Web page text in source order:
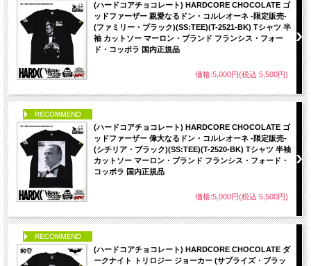
(ハードコアチョコレート) HARDCORE CHOCOLATE ゴ
ッドファーザー 親愛なるドン・コルレオーネ -限定販売-
(ファミリー・ブラック)(SS:TEE)(T-2521-BK) Tシャツ 半
袖 カットソー マーロン・ブランド フランシス・フォー
ド・コッポラ 国内正規品
価格:5,000円(税込 5,500円)
(ハードコアチョコレート) HARDCORE CHOCOLATE ゴ
ッドファーザー 偉大なるドン・コルレオーネ -限定販売-
(シチリア・ブラック)(SS:TEE)(T-2520-BK) Tシャツ 半袖
カットソー マーロン・ブランド フランシス・フォード・
コッポラ 国内正規品
価格:5,000円(税込 5,500円)
(ハードコアチョコレート) HARDCORE CHOCOLATE ダ
ークナイト トリロジー ジョーカー (サプライズ・ブラッ